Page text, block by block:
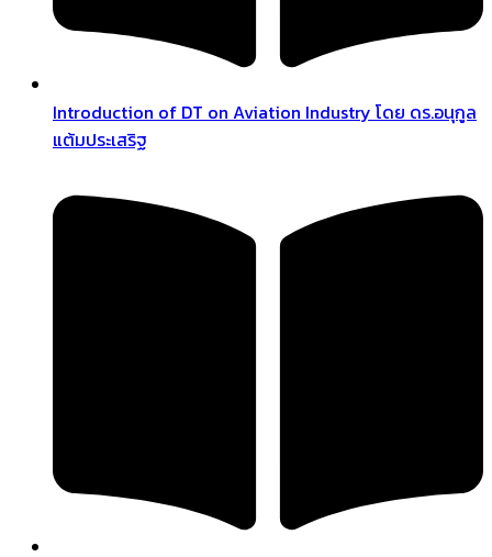
Introduction of DT on Aviation Industry โดย ดร.อนุกูล
แต้มประเสริฐ